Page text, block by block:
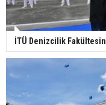
İTÜ Denizcilik